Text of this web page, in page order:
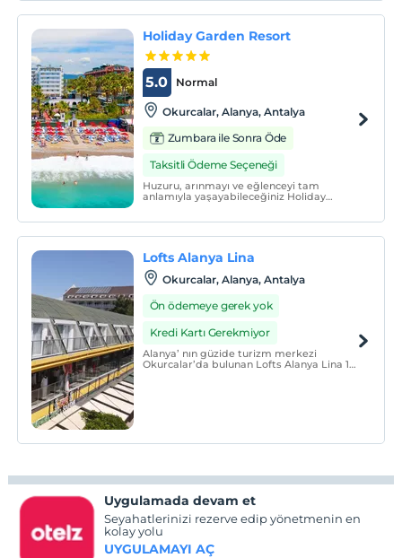
Holiday Garden Resort
Normal
5.0
Okurcalar, Alanya, Antalya
Zumbara ile Sonra Öde
Taksitli Ödeme Seçeneği
Huzuru, arınmayı ve eğlenceyi tam
anlamıyla yaşayabileceğiniz Holiday
Lofts Alanya Lina
Okurcalar, Alanya, Antalya
Ön ödemeye gerek yok
Kredi Kartı Gerekmiyor
Alanya’ nın güzide turizm merkezi
Okurcalar’da bulunan Lofts Alanya Lina 19
Uygulamada devam et
Seyahatlerinizi rezerve edip yönetmenin en
kolay yolu
UYGULAMAYI AÇ